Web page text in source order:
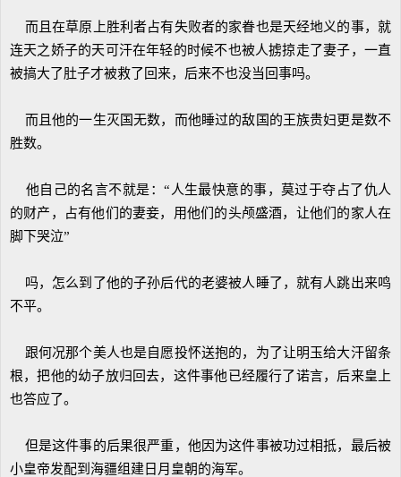
而且在草原上胜利者占有失败者的家眷也是天经地义的事，就
连天之娇子的天可汗在年轻的时候不也被人掳掠走了妻子，一直
被搞大了肚子才被救了回来，后来不也没当回事吗。
而且他的一生灭国无数，而他睡过的敌国的王族贵妇更是数不
胜数。
他自己的名言不就是：“人生最快意的事，莫过于夺占了仇人
的财产，占有他们的妻妾，用他们的头颅盛酒，让他们的家人在
脚下哭泣”
吗，怎么到了他的子孙后代的老婆被人睡了，就有人跳出来鸣
不平。
跟何况那个美人也是自愿投怀送抱的，为了让明玉给大汗留条
根，把他的幼子放归回去，这件事他已经履行了诺言，后来皇上
也答应了。
但是这件事的后果很严重，他因为这件事被功过相抵，最后被
小皇帝发配到海疆组建日月皇朝的海军。